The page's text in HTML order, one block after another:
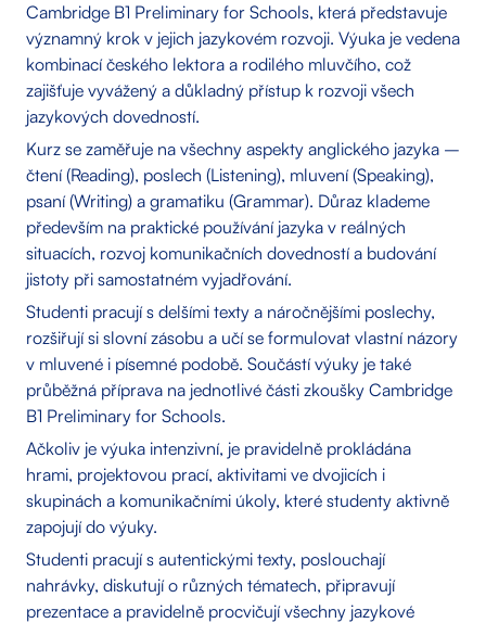
Cambridge B1 Preliminary for Schools, která představuje
významný krok v jejich jazykovém rozvoji. Výuka je vedena
kombinací českého lektora a rodilého mluvčího, což
zajišťuje vyvážený a důkladný přístup k rozvoji všech
jazykových dovedností.
Kurz se zaměřuje na všechny aspekty anglického jazyka –
čtení (Reading), poslech (Listening), mluvení (Speaking),
psaní (Writing) a gramatiku (Grammar). Důraz klademe
především na praktické používání jazyka v reálných
situacích, rozvoj komunikačních dovedností a budování
jistoty při samostatném vyjadřování.
Studenti pracují s delšími texty a náročnějšími poslechy,
rozšiřují si slovní zásobu a učí se formulovat vlastní názory
v mluvené i písemné podobě. Součástí výuky je také
průběžná příprava na jednotlivé části zkoušky Cambridge
B1 Preliminary for Schools.
Ačkoliv je výuka intenzivní, je pravidelně prokládána
hrami, projektovou prací, aktivitami ve dvojicích i
skupinách a komunikačními úkoly, které studenty aktivně
zapojují do výuky.
Studenti pracují s autentickými texty, poslouchají
nahrávky, diskutují o různých tématech, připravují
prezentace a pravidelně procvičují všechny jazykové